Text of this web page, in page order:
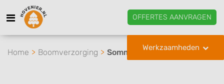
OFFERTES AANVRAGEN
Werkzaamheden
Home Boomverzorging Sommelsdijk